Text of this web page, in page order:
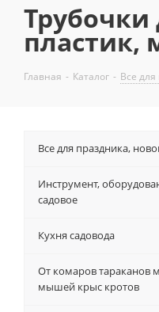
Трубочки
пластик,
Главная - Каталог - Все для
Все для праздника,
Инструмент,
садовое
Кухня садовода
От комаров тараканов
мышей крыс кротов